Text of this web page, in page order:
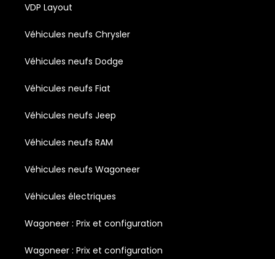
VDP Layout
Véhicules neufs Chrysler
Véhicules neufs Dodge
Véhicules neufs Fiat
Véhicules neufs Jeep
Véhicules neufs RAM
Véhicules neufs Wagoneer
Véhicules électriques
Wagoneer : Prix et configuration
Wagoneer : Prix et configuration